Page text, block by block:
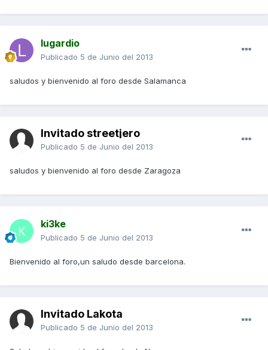
lugardio
Publicado 5 de Junio del 2013
saludos y bienvenido al foro desde Salamanca
Invitado streetjero
Publicado 5 de Junio del 2013
saludos y bienvenido al foro desde Zaragoza
ki3ke
Publicado 5 de Junio del 2013
Bienvenido al foro,un saludo desde barcelona.
Invitado Lakota
Publicado 5 de Junio del 2013